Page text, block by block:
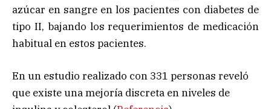
azúcar en sangre en los pacientes con diabetes de
tipo II, bajando los requerimientos de medicación
habitual en estos pacientes.
En un estudio realizado con 331 personas reveló
que existe una mejoría discreta en niveles de